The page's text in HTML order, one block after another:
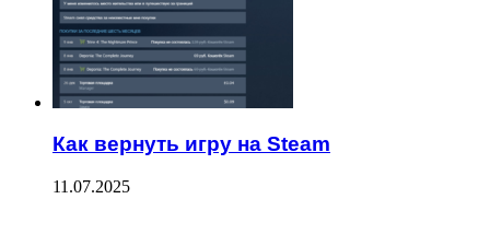
Как вернуть игру на Steam
11.07.2025